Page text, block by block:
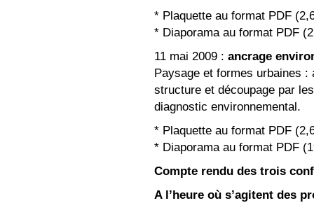
* Plaquette au format PDF
* Diaporama au format PDF
11 mai 2009 : ancrage
Paysage et formes urbaines
structure et découpage par
diagnostic environnemental.
* Plaquette au format PDF
* Diaporama au format PDF
Compte rendu des trois
A l’heure où s’agitent des